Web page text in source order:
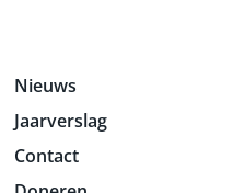
Nieuws
Jaarverslag
Contact